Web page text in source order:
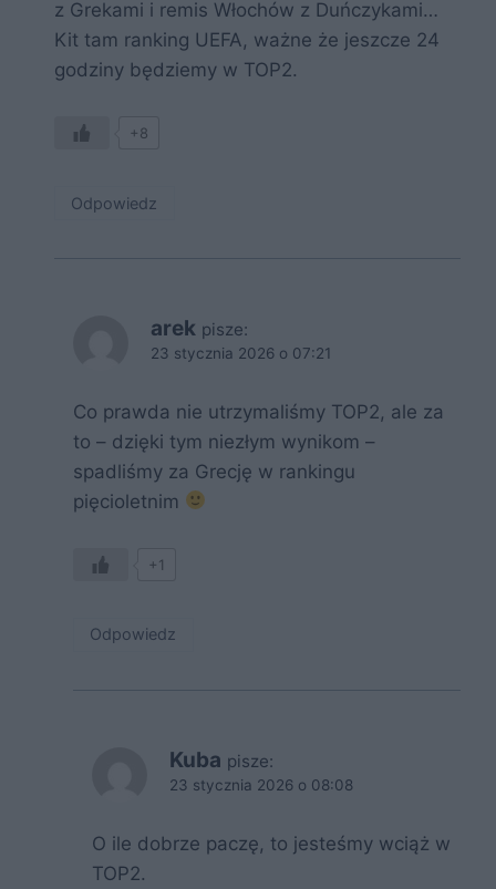
z Grekami i remis Włochów z Duńczykami…
Kit tam ranking UEFA, ważne że jeszcze 24
godziny będziemy w TOP2.
+8
Odpowiedz
arek pisze:
23 stycznia 2026 o 07:21
Co prawda nie utrzymaliśmy TOP2, ale za
to – dzięki tym niezłym wynikom –
spadliśmy za Grecję w rankingu
pięcioletnim
+1
Odpowiedz
Kuba pisze:
23 stycznia 2026 o 08:08
O ile dobrze paczę, to jesteśmy wciąż w
TOP2.